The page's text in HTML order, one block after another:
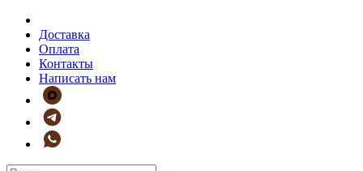
Доставка
Оплата
Контакты
Написать нам